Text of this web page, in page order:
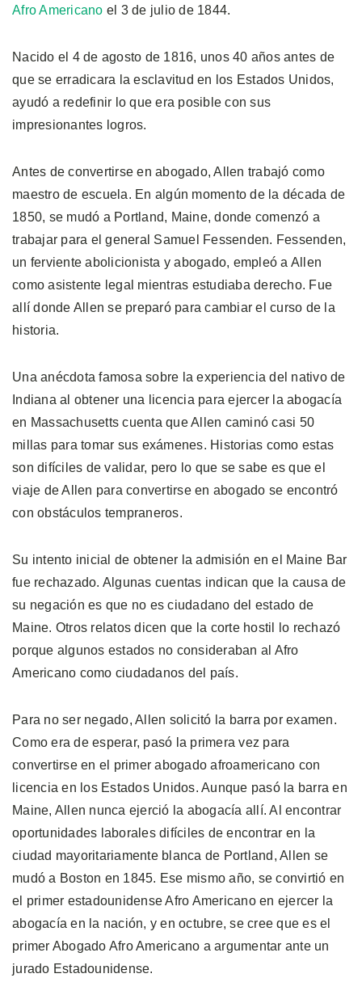
Afro Americano el 3 de julio de 1844.
Nacido el 4 de agosto de 1816, unos 40 años antes de
que se erradicara la esclavitud en los Estados Unidos,
ayudó a redefinir lo que era posible con sus
impresionantes logros.
Antes de convertirse en abogado, Allen trabajó como
maestro de escuela. En algún momento de la década de
1850, se mudó a Portland, Maine, donde comenzó a
trabajar para el general Samuel Fessenden. Fessenden,
un ferviente abolicionista y abogado, empleó a Allen
como asistente legal mientras estudiaba derecho. Fue
allí donde Allen se preparó para cambiar el curso de la
historia.
Una anécdota famosa sobre la experiencia del nativo de
Indiana al obtener una licencia para ejercer la abogacía
en Massachusetts cuenta que Allen caminó casi 50
millas para tomar sus exámenes. Historias como estas
son difíciles de validar, pero lo que se sabe es que el
viaje de Allen para convertirse en abogado se encontró
con obstáculos tempraneros.
Su intento inicial de obtener la admisión en el Maine Bar
fue rechazado. Algunas cuentas indican que la causa de
su negación es que no es ciudadano del estado de
Maine. Otros relatos dicen que la corte hostil lo rechazó
porque algunos estados no consideraban al Afro
Americano como ciudadanos del país.
Para no ser negado, Allen solicitó la barra por examen.
Como era de esperar, pasó la primera vez para
convertirse en el primer abogado afroamericano con
licencia en los Estados Unidos. Aunque pasó la barra en
Maine, Allen nunca ejerció la abogacía allí. Al encontrar
oportunidades laborales difíciles de encontrar en la
ciudad mayoritariamente blanca de Portland, Allen se
mudó a Boston en 1845. Ese mismo año, se convirtió en
el primer estadounidense Afro Americano en ejercer la
abogacía en la nación, y en octubre, se cree que es el
primer Abogado Afro Americano a argumentar ante un
jurado Estadounidense.